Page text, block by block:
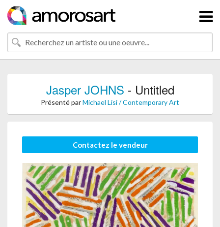
Jasper JOHNS - Untitled
Présenté parMichael Lisi / Contemporary Art
Contactez le vendeur